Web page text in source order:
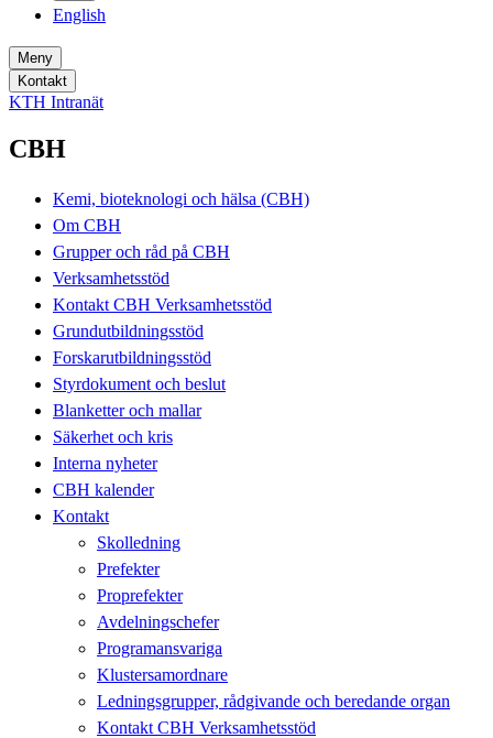
English
Meny
Kontakt
KTH Intranät
CBH
Kemi, bioteknologi och hälsa (CBH)
Om CBH
Grupper och råd på CBH
Verksamhetsstöd
Kontakt CBH Verksamhetsstöd
Grundutbildningsstöd
Forskarutbildningsstöd
Styrdokument och beslut
Blanketter och mallar
Säkerhet och kris
Interna nyheter
CBH kalender
Kontakt
Skolledning
Prefekter
Proprefekter
Avdelningschefer
Programansvariga
Klustersamordnare
Ledningsgrupper, rådgivande och beredande organ
Kontakt CBH Verksamhetsstöd